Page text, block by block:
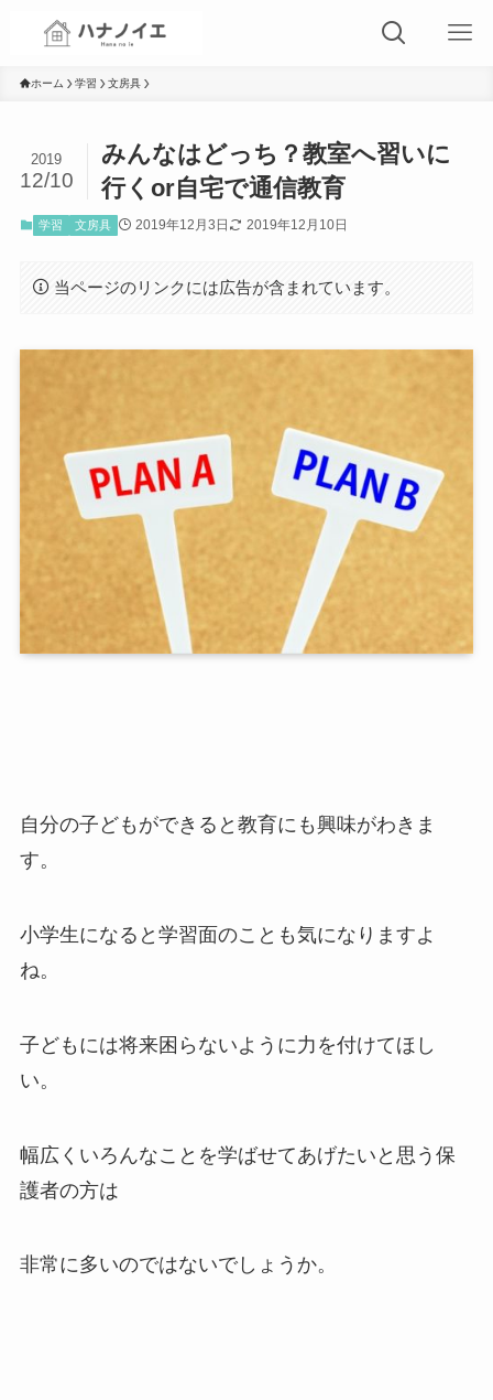
ホーム 学習 文房具
みんなはどっち？教室へ習いに
行くor自宅で通信教育
2019
12/10
学習 文房具 2019年12月3日 2019年12月10日
当ページのリンクには広告が含まれています。
自分の子どもができると教育にも興味がわきま
す。
小学生になると学習面のことも気になりますよ
ね。
子どもには将来困らないように力を付けてほし
い。
幅広くいろんなことを学ばせてあげたいと思う保
護者の方は
非常に多いのではないでしょうか。